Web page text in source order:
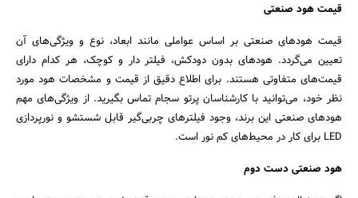
قیمت هود صنعتی
قیمت هودهای صنعتی بر اساس عواملی مانند ابعاد، نوع و ویژگی‌های آن
تعیین می‌گردد. هودهای بدون دودکش، فیلتر دار و کوچک، هر کدام دارای
قیمت‌های متفاوتی هستند. برای اطلاع دقیق از قیمت و مشخصات هود مورد
نظر خود، می‌توانید با کارشناسان پرتو سجام تماس بگیرید. از ویژگی‌های مهم
هودهای صنعتی این برند، وجود فیلترهای چربی‌گیر قابل شستشو و نورپردازی
LED برای کار در محیط‌های کم نور است.
هود صنعتی دست دوم